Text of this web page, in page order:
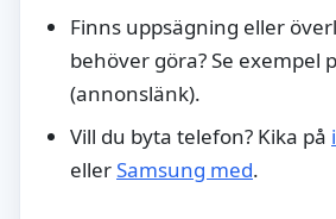
Finns uppsägning eller
behöver göra? Se exempel
(annonslänk).
Vill du byta telefon? Kika på
ellerSamsung med.